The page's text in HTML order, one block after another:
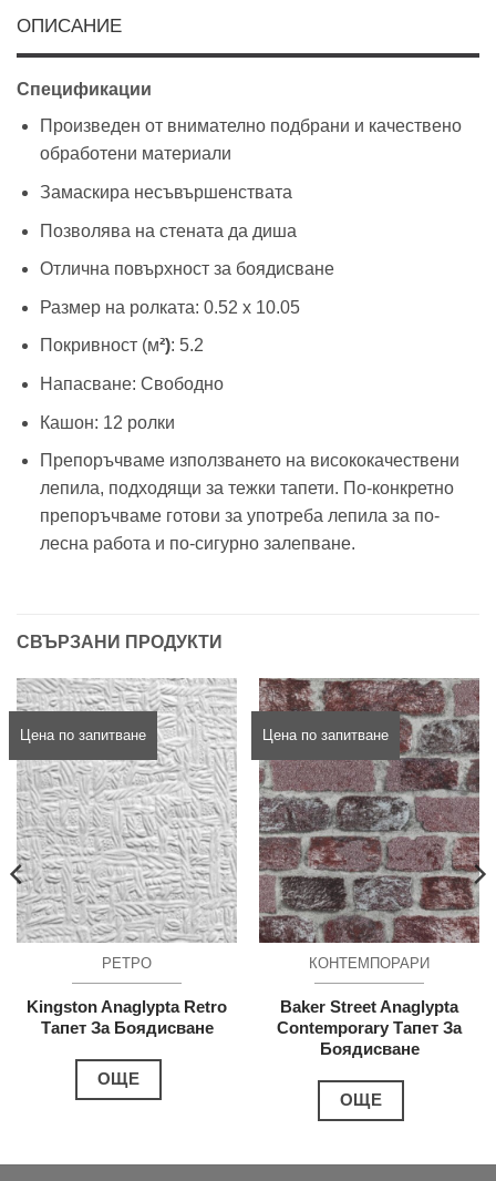
ОПИСАНИЕ
Спецификации
Произведен от внимателно подбрани и качествено
обработени материали
Замаскира несъвършенствата
Позволява на стената да диша
Отлична повърхност за боядисване
Размер на ролката: 0.52 х 10.05
Покривност (м²): 5.2
Напасване: Свободно
Кашон: 12 ролки
Препоръчваме използването на висококачествени
лепила, подходящи за тежки тапети. По-конкретно
препоръчваме готови за употреба лепила за по-
лесна работа и по-сигурно залепване.
СВЪРЗАНИ ПРОДУКТИ
Цена по запитване
РЕТРО
Kingston Anaglypta Retro
Тапет За Боядисване
ОЩЕ
Цена по запитване
КОНТЕМПОРАРИ
Baker Street Anaglypta
Contemporary Тапет За
Боядисване
ОЩЕ